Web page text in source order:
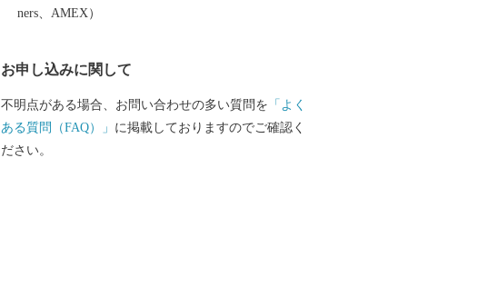
身近に感じてください！ （※横浜市外在住の個人の方
ners、AMEX）
お申し込みに関して
不明点がある場合、お問い合わせの多い質問を 「よく
ある質問（FAQ）」 に掲載しておりますのでご確認く
ださい。